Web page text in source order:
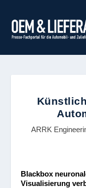
ARRK
Blackbox
Visualisierung